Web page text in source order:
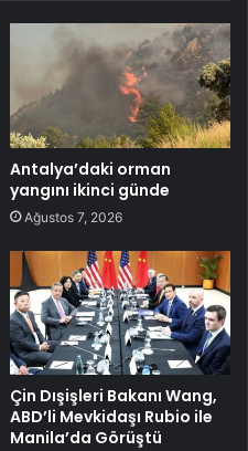
Antalya’daki orman
yangını ikinci günde
Ağustos 7, 2026
Çin Dışişleri Bakanı Wang,
ABD’li Mevkidaşı Rubio ile
Manila’da Görüştü